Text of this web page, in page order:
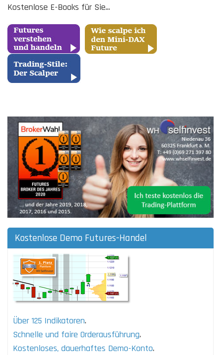
Kostenlose E-Books für Sie...
Kostenlose Demo Futures-Handel
Über 125 Indikatoren.
Schnelle und faire Orderausführung.
Kostenloses, dauerhaftes Demo-Konto.